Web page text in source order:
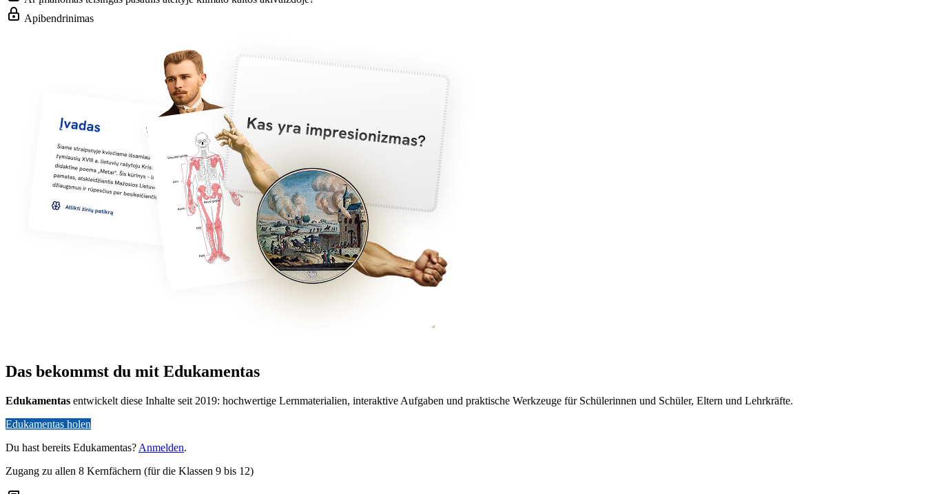
Apibendrinimas
Das bekommst du mit Edukamentas
Edukamentas entwickelt diese Inhalte seit 2019: hochwertige Lernmaterialien, interaktive Aufgaben und praktische Werkzeuge für Schülerinnen und Schüler, Eltern und Lehrkräfte.
Edukamentas holen
Du hast bereits Edukamentas? Anmelden.
Zugang zu allen 8 Kernfächern (für die Klassen 9 bis 12)